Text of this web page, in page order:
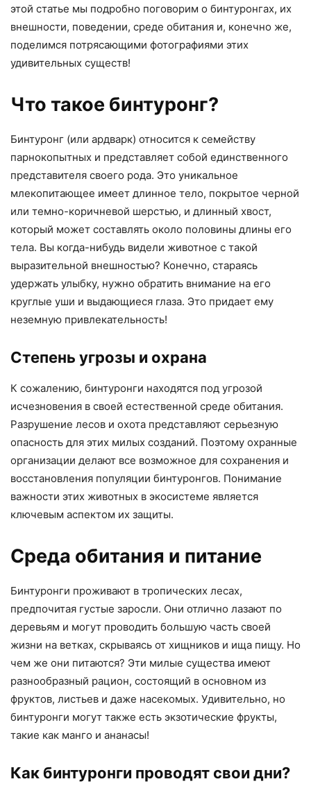
этой статье мы подробно поговорим о бинтуронгах, их
внешности, поведении, среде обитания и, конечно же,
поделимся потрясающими фотографиями этих
удивительных существ!
Что такое бинтуронг?
Бинтуронг (или ардварк) относится к семейству
парнокопытных и представляет собой единственного
представителя своего рода. Это уникальное
млекопитающее имеет длинное тело, покрытое черной
или темно-коричневой шерстью, и длинный хвост,
который может составлять около половины длины его
тела. Вы когда-нибудь видели животное с такой
выразительной внешностью? Конечно, стараясь
удержать улыбку, нужно обратить внимание на его
круглые уши и выдающиеся глаза. Это придает ему
неземную привлекательность!
Степень угрозы и охрана
К сожалению, бинтуронги находятся под угрозой
исчезновения в своей естественной среде обитания.
Разрушение лесов и охота представляют серьезную
опасность для этих милых созданий. Поэтому охранные
организации делают все возможное для сохранения и
восстановления популяции бинтуронгов. Понимание
важности этих животных в экосистеме является
ключевым аспектом их защиты.
Среда обитания и питание
Бинтуронги проживают в тропических лесах,
предпочитая густые заросли. Они отлично лазают по
деревьям и могут проводить большую часть своей
жизни на ветках, скрываясь от хищников и ища пищу. Но
чем же они питаются? Эти милые существа имеют
разнообразный рацион, состоящий в основном из
фруктов, листьев и даже насекомых. Удивительно, но
бинтуронги могут также есть экзотические фрукты,
такие как манго и ананасы!
Как бинтуронги проводят свои дни?